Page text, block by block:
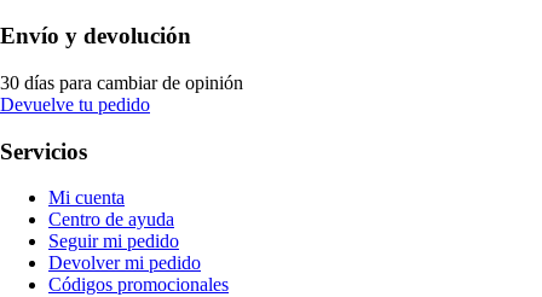
Envío y devolución
30 días para cambiar de opinión
Devuelve tu pedido
Servicios
Mi cuenta
Centro de ayuda
Seguir mi pedido
Devolver mi pedido
Códigos promocionales